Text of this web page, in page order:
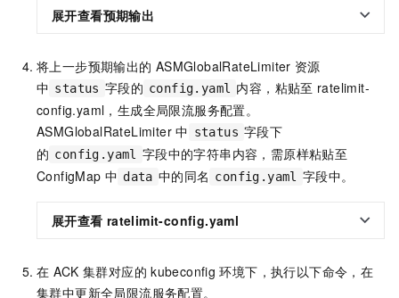
展开查看预期输出
将上一步预期输出的 ASMGlobalRateLimiter 资源
中 status 字段的 config.yaml 内容，粘贴至 ratelimit-
config.yaml，生成全局限流服务配置。
ASMGlobalRateLimiter 中 status 字段下
的 config.yaml
字段中的字符串内容，需原样粘贴至
ConfigMap 中 data 中的同名 config.yaml 字段中。
展开查看 ratelimit-config.yaml
在 ACK 集群对应的 kubeconfig 环境下，执行以下命令，在
集群中更新全局限流服务配置。